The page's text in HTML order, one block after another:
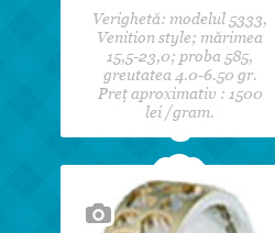
Verighetă: modelul 5333,
Venition style; mărimea
15,5-23,0; proba 585,
greutatea 4.0-6.50 gr.
Preț aproximativ : 1500
lei /gram.